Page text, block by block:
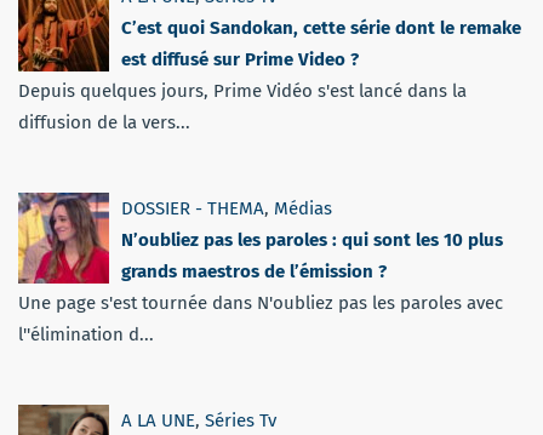
C’est quoi Sandokan, cette série dont le remake
est diffusé sur Prime Video ?
Depuis quelques jours, Prime Vidéo s'est lancé dans la
diffusion de la vers...
DOSSIER - THEMA, Médias
N’oubliez pas les paroles : qui sont les 10 plus
grands maestros de l’émission ?
Une page s'est tournée dans N'oubliez pas les paroles avec
l''élimination d...
A LA UNE, Séries Tv